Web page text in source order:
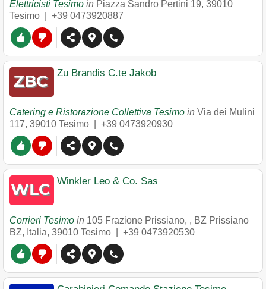
Elettricisti Tesimo in Piazza Sandro Pertini 19, 39010
Tesimo
+39 0473920887
Zu Brandis C.te Jakob
Catering e Ristorazione Collettiva Tesimo in Via dei Mulini
117, 39010 Tesimo +39 0473920930
Winkler Leo & Co. Sas
Corrieri Tesimo in 105 Frazione Prissiano, , BZ Prissiano
BZ, Italia, 39010 Tesimo +39 0473920530